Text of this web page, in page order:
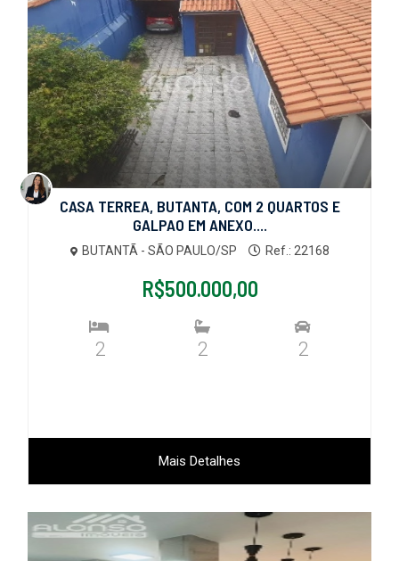
CASA TERREA, BUTANTA, COM 2 QUARTOS E
GALPAO EM ANEXO....
BUTANTÃ - SÃO PAULO/SP Ref.: 22168
R$500.000,00
2 2 2
Mais Detalhes